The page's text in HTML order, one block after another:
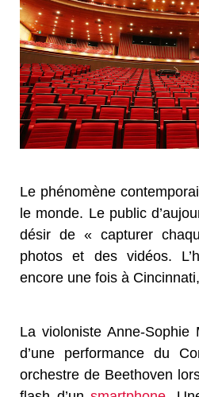
Le phénomène
le monde. Le public
désir de « capturer
photos et des vidéos.
encore une fois à
La violoniste Anne-Sophie
d’une performance du
orchestre de Beethoven